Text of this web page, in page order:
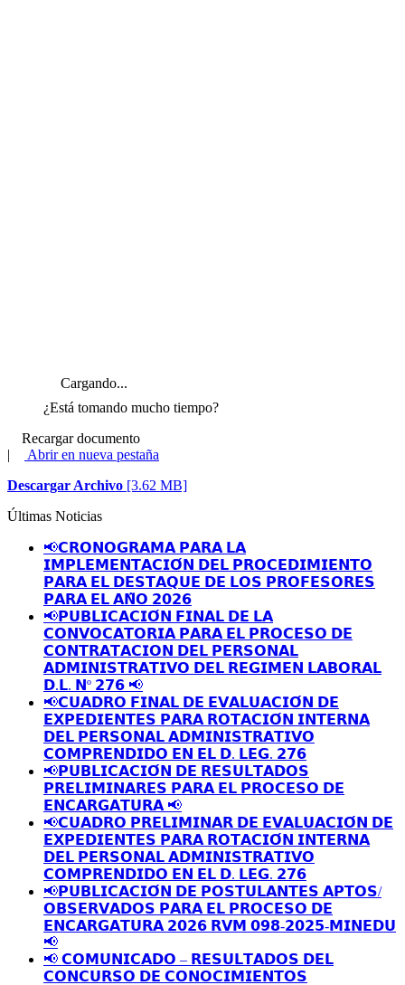
Cargando...
¿Está tomando mucho tiempo?
Recargar documento
|
Abrir en nueva pestaña
Descargar Archivo [3.62 MB]
Últimas Noticias
📢𝗖𝗥𝗢𝗡𝗢𝗚𝗥𝗔𝗠𝗔 𝗣𝗔𝗥𝗔 𝗟𝗔
𝗜𝗠𝗣𝗟𝗘𝗠𝗘𝗡𝗧𝗔𝗖𝗜𝗢́𝗡 𝗗𝗘𝗟 𝗣𝗥𝗢𝗖𝗘𝗗𝗜𝗠𝗜𝗘𝗡𝗧𝗢
𝗣𝗔𝗥𝗔 𝗘𝗟 𝗗𝗘𝗦𝗧𝗔𝗤𝗨𝗘 𝗗𝗘 𝗟𝗢𝗦 𝗣𝗥𝗢𝗙𝗘𝗦𝗢𝗥𝗘𝗦
𝗣𝗔𝗥𝗔 𝗘𝗟 𝗔𝗡̃𝗢 𝟮𝟬𝟮𝟲
📢𝗣𝗨𝗕𝗟𝗜𝗖𝗔𝗖𝗜𝗢́𝗡 𝗙𝗜𝗡𝗔𝗟 𝗗𝗘 𝗟𝗔
𝗖𝗢𝗡𝗩𝗢𝗖𝗔𝗧𝗢𝗥𝗜𝗔 𝗣𝗔𝗥𝗔 𝗘𝗟 𝗣𝗥𝗢𝗖𝗘𝗦𝗢 𝗗𝗘
𝗖𝗢𝗡𝗧𝗥𝗔𝗧𝗔𝗖𝗜𝗢𝗡 𝗗𝗘𝗟 𝗣𝗘𝗥𝗦𝗢𝗡𝗔𝗟
𝗔𝗗𝗠𝗜𝗡𝗜𝗦𝗧𝗥𝗔𝗧𝗜𝗩𝗢 𝗗𝗘𝗟 𝗥𝗘𝗚𝗜𝗠𝗘𝗡 𝗟𝗔𝗕𝗢𝗥𝗔𝗟
𝗗.𝗟. 𝗡º 𝟮𝟳𝟲 📢
📢𝗖𝗨𝗔𝗗𝗥𝗢 𝗙𝗜𝗡𝗔𝗟 𝗗𝗘 𝗘𝗩𝗔𝗟𝗨𝗔𝗖𝗜𝗢́𝗡 𝗗𝗘
𝗘𝗫𝗣𝗘𝗗𝗜𝗘𝗡𝗧𝗘𝗦 𝗣𝗔𝗥𝗔 𝗥𝗢𝗧𝗔𝗖𝗜𝗢́𝗡 𝗜𝗡𝗧𝗘𝗥𝗡𝗔
𝗗𝗘𝗟 𝗣𝗘𝗥𝗦𝗢𝗡𝗔𝗟 𝗔𝗗𝗠𝗜𝗡𝗜𝗦𝗧𝗥𝗔𝗧𝗜𝗩𝗢
𝗖𝗢𝗠𝗣𝗥𝗘𝗡𝗗𝗜𝗗𝗢 𝗘𝗡 𝗘𝗟 𝗗. 𝗟𝗘𝗚. 𝟮𝟳𝟲
📢𝗣𝗨𝗕𝗟𝗜𝗖𝗔𝗖𝗜𝗢́𝗡 𝗗𝗘 𝗥𝗘𝗦𝗨𝗟𝗧𝗔𝗗𝗢𝗦
𝗣𝗥𝗘𝗟𝗜𝗠𝗜𝗡𝗔𝗥𝗘𝗦 𝗣𝗔𝗥𝗔 𝗘𝗟 𝗣𝗥𝗢𝗖𝗘𝗦𝗢 𝗗𝗘
𝗘𝗡𝗖𝗔𝗥𝗚𝗔𝗧𝗨𝗥𝗔 📢
📢𝗖𝗨𝗔𝗗𝗥𝗢 𝗣𝗥𝗘𝗟𝗜𝗠𝗜𝗡𝗔𝗥 𝗗𝗘 𝗘𝗩𝗔𝗟𝗨𝗔𝗖𝗜𝗢́𝗡 𝗗𝗘
𝗘𝗫𝗣𝗘𝗗𝗜𝗘𝗡𝗧𝗘𝗦 𝗣𝗔𝗥𝗔 𝗥𝗢𝗧𝗔𝗖𝗜𝗢́𝗡 𝗜𝗡𝗧𝗘𝗥𝗡𝗔
𝗗𝗘𝗟 𝗣𝗘𝗥𝗦𝗢𝗡𝗔𝗟 𝗔𝗗𝗠𝗜𝗡𝗜𝗦𝗧𝗥𝗔𝗧𝗜𝗩𝗢
𝗖𝗢𝗠𝗣𝗥𝗘𝗡𝗗𝗜𝗗𝗢 𝗘𝗡 𝗘𝗟 𝗗. 𝗟𝗘𝗚. 𝟮𝟳𝟲
📢𝗣𝗨𝗕𝗟𝗜𝗖𝗔𝗖𝗜𝗢́𝗡 𝗗𝗘 𝗣𝗢𝗦𝗧𝗨𝗟𝗔𝗡𝗧𝗘𝗦 𝗔𝗣𝗧𝗢𝗦/
𝗢𝗕𝗦𝗘𝗥𝗩𝗔𝗗𝗢𝗦 𝗣𝗔𝗥𝗔 𝗘𝗟 𝗣𝗥𝗢𝗖𝗘𝗦𝗢 𝗗𝗘
𝗘𝗡𝗖𝗔𝗥𝗚𝗔𝗧𝗨𝗥𝗔 𝟮𝟬𝟮𝟲 𝗥𝗩𝗠 𝟬𝟵𝟴-𝟮𝟬𝟮𝟱-𝗠𝗜𝗡𝗘𝗗𝗨
📢
📢 𝗖𝗢𝗠𝗨𝗡𝗜𝗖𝗔𝗗𝗢 – 𝗥𝗘𝗦𝗨𝗟𝗧𝗔𝗗𝗢𝗦 𝗗𝗘𝗟
𝗖𝗢𝗡𝗖𝗨𝗥𝗦𝗢 𝗗𝗘 𝗖𝗢𝗡𝗢𝗖𝗜𝗠𝗜𝗘𝗡𝗧𝗢𝗦